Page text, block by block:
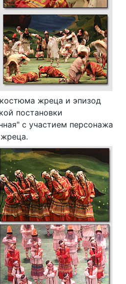
жреца и эпизод
постановки
с участием персонажа
жреца.